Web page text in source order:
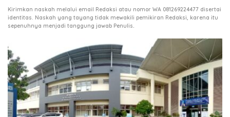
Kirimkan naskah melalui email Redaksi atau nomor WA 081269224477 disertai
identitas. Naskah yang tayang tidak mewakili pemikiran Redaksi, karena itu
sepenuhnya menjadi tanggung jawab Penulis